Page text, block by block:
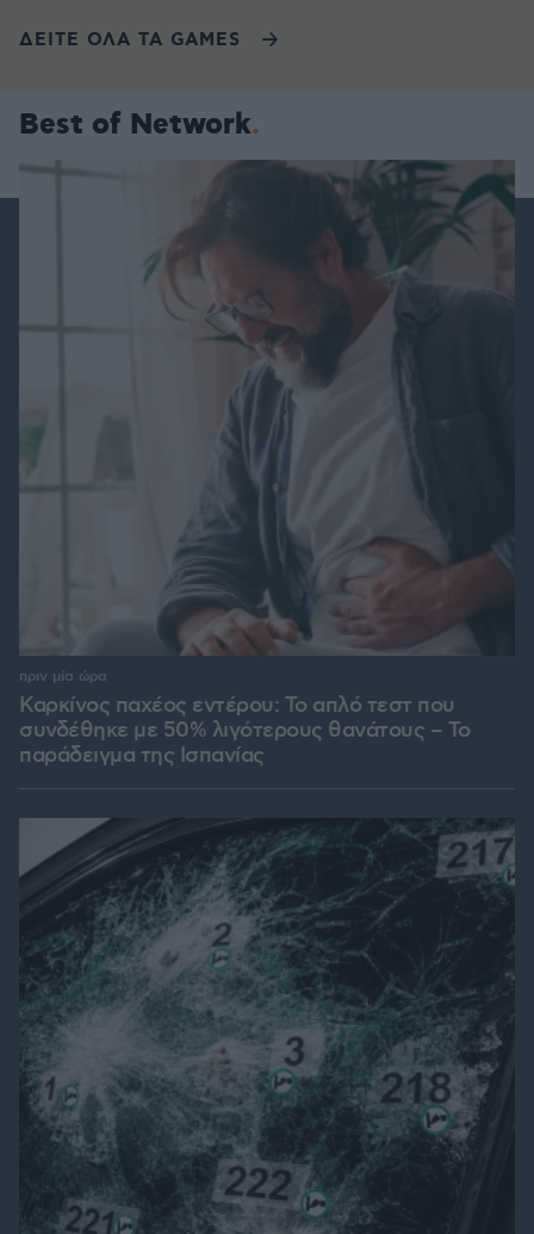
ΔΕΙΤΕ ΟΛΑ ΤΑ GAMES
Best of Network
Καρκίνος παχέος εντέρου: Το απλό τεστ που
συνδέθηκε με 50% λιγότερους θανάτους – Το
παράδειγμα της Ισπανίας
πριν μία ώρα